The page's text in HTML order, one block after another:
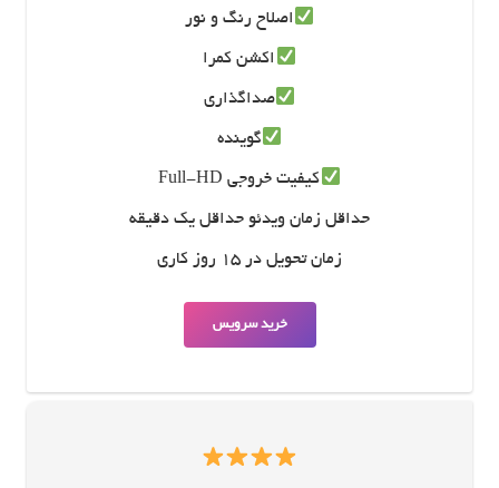
اصلاح رنگ و نور
اکشن کمرا
صداگذاری
گوینده
کیفیت خروجی Full-HD
حداقل زمان ویدئو حداقل یک دقیقه
زمان تحویل در 15 روز کاری
خرید سرویس